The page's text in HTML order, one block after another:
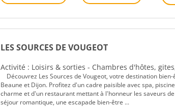
LES SOURCES DE VOUGEOT
Activité : Loisirs & sorties - Chambres d'hôtes,
Découvrez Les Sources de Vougeot, votre destination
Beaune et Dijon. Profitez d'un cadre paisible avec spa,
charme et d'un restaurant mettant à l'honneur les saveurs
séjour romantique, une escapade bien-être ...